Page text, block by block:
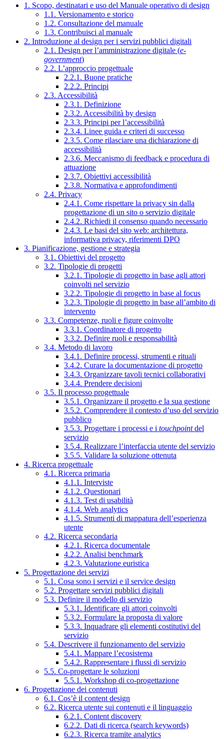
1. Scopo, destinatari e uso del Manuale operativo di design
1.1. Versionamento e storico
1.2. Consultazione del manuale
1.3. Contribuisci al manuale
2. Introduzione al design per i servizi pubblici digitali
2.1. Design per l’amministrazione digitale (e-
government)
2.2. L’approccio progettuale
2.2.1. Buone pratiche
2.2.2. Principi
2.3. Accessibilità
2.3.1. Definizione
2.3.2. Accessibilità by design
2.3.3. Principi per l’accessibilità
2.3.4. Linee guida e criteri di successo
2.3.5. Come rilasciare una dichiarazione di
accessibilità
2.3.6. Meccanismo di feedback e procedura di
attuazione
2.3.7. Obiettivi accessibilità
2.3.8. Normativa e approfondimenti
2.4. Privacy
2.4.1. Come rispettare la privacy sin dalla
progettazione di un sito o servizio digitale
2.4.2. Richiedi il consenso quando necessario
2.4.3. Le basi del sito web: architettura,
informativa privacy, riferimenti DPO
3. Pianificazione, gestione e strategia
3.1. Obiettivi del progetto
3.2. Tipologie di progetti
3.2.1. Tipologie di progetto in base agli attori
coinvolti nel servizio
3.2.2. Tipologie di progetto in base al focus
3.2.3. Tipologie di progetto in base all’ambito di
intervento
3.3. Competenze, ruoli e figure coinvolte
3.3.1. Coordinatore di progetto
3.3.2. Definire ruoli e responsabilità
3.4. Metodo di lavoro
3.4.1. Definire processi, strumenti e rituali
3.4.2. Curare la documentazione di progetto
3.4.3. Organizzare tavoli tecnici collaborativi
3.4.4. Prendere decisioni
3.5. Il processo progettuale
3.5.1. Organizzare il progetto e la sua gestione
3.5.2. Comprendere il contesto d’uso del servizio
pubblico
3.5.3. Progettare i processi e i touchpointdel
servizio
3.5.4. Realizzare l’interfaccia utente del servizio
3.5.5. Validare la soluzione ottenuta
4. Ricerca progettuale
4.1. Ricerca primaria
4.1.1. Interviste
4.1.2. Questionari
4.1.3. Test di usabilità
4.1.4. Web analytics
4.1.5. Strumenti di mappatura dell’esperienza
utente
4.2. Ricerca secondaria
4.2.1. Ricerca documentale
4.2.2. Analisi benchmark
4.2.3. Valutazione euristica
5. Progettazione dei servizi
5.1. Cosa sono i servizi e il service design
5.2. Progettare servizi pubblici digitali
5.3. Definire il modello di servizio
5.3.1. Identificare gli attori coinvolti
5.3.2. Formulare la proposta di valore
5.3.3. Inquadrare gli elementi costitutivi del
servizio
5.4. Descrivere il funzionamento del servizio
5.4.1. Mappare l’ecosistema
5.4.2. Rappresentare i flussi di servizio
5.5. Co-progettare le soluzioni
5.5.1. Workshop di co-progettazione
6. Progettazione dei contenuti
6.1. Cos’è il content design
6.2. Ricerca utente sui contenuti e il linguaggio
6.2.1. Content discovery
6.2.2. Dati di ricerca (search keywords)
6.2.3. Ricerca tramite analytics